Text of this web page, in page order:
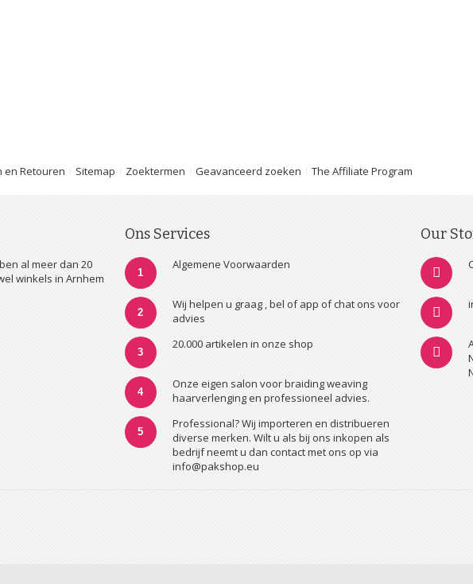
en Retouren Sitemap Zoektermen Geavanceerd zoeken The Affiliate Program
al meer dan 20
winkels in Arnhem
Ons Services
1
Algemene Voorwaarden
2
Wij helpen u graag , bel of app of chat ons voor
advies
3
20.000 artikelen in onze shop
4
Onze eigen salon voor braiding weaving
haarverlenging en professioneel advies.
5
Professional? Wij importeren en distribueren
diverse merken. Wilt u als bij ons inkopen als
bedrijf neemt u dan contact met ons op via
info@pakshop.eu
Our